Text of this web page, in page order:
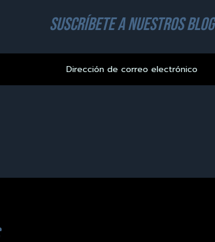
suscríbete a nuestros blog